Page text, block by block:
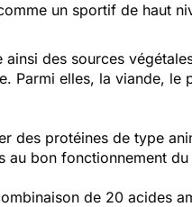
un sportif de haut
des sources
Parmi elles, la viande,
des protéines de type
au bon fonctionnement
de 20 acides